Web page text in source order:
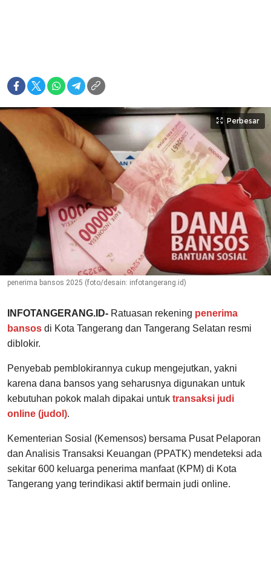
Perbesar
penerima bansos 2025 (foto/desain: infotangerang.id)
INFOTANGERANG.ID- Ratuasan rekening penerima
bansos di Kota Tangerang dan Tangerang Selatan resmi
diblokir.
Penyebab pemblokirannya cukup mengejutkan, yakni
karena dana bansos yang seharusnya digunakan untuk
kebutuhan pokok malah dipakai untuk transaksi judi
online (judol).
Kementerian Sosial (Kemensos) bersama Pusat Pelaporan
dan Analisis Transaksi Keuangan (PPATK) mendeteksi ada
sekitar 600 keluarga penerima manfaat (KPM) di Kota
Tangerang yang terindikasi aktif bermain judi online.